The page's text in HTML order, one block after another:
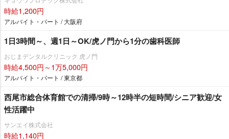
時給1,200円
アルバイト・パート / 大阪府
1日3時間～、週1日～OK/虎ノ門から1分の歯科医師
おじまデンタルクリニック 虎ノ門
時給4,500円～1万5,000円
アルバイト・パート / 東京都
西尾市総合体育館での清掃/9時～12時半の短時間/シニア歓迎/女
性活躍中
サンエイ株式会社
時給1,140円